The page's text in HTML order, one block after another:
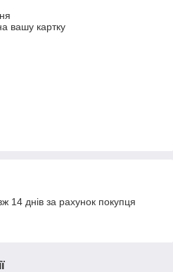
вашу картку
14 днів за рахунок покупця